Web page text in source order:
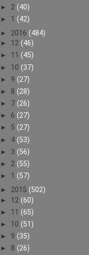
► 2 (40)
► 1 (42)
► 2016 (484)
► 12 (46)
► 11 (45)
► 10 (37)
► 9 (27)
► 8 (28)
► 7 (26)
► 6 (27)
► 5 (27)
► 4 (53)
► 3 (56)
► 2 (55)
► 1 (57)
► 2015 (502)
► 12 (60)
► 11 (65)
► 10 (51)
► 9 (35)
► 8 (26)